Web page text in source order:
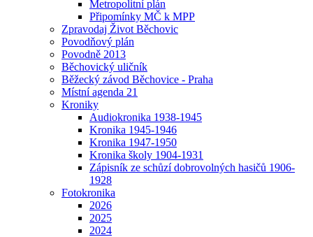
Metropolitní plán
Připomínky MČ k MPP
Zpravodaj Život Běchovic
Povodňový plán
Povodně 2013
Běchovický uličník
Běžecký závod Běchovice - Praha
Místní agenda 21
Kroniky
Audiokronika 1938-1945
Kronika 1945-1946
Kronika 1947-1950
Kronika školy 1904-1931
Zápisník ze schůzí dobrovolných hasičů 1906-
1928
Fotokronika
2026
2025
2024